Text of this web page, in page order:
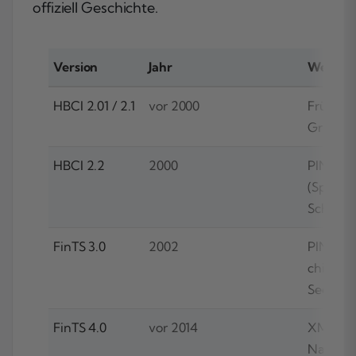
offiziell Geschichte.
Version Jahr
HBCI 2.01 / 2.1 vor 2000
Frühe
HBCI 2.2 2000
PIN/
Schritt-
FinTS 3.0 2002
PIN/
FinTS 4.0 vor 2014
XML-